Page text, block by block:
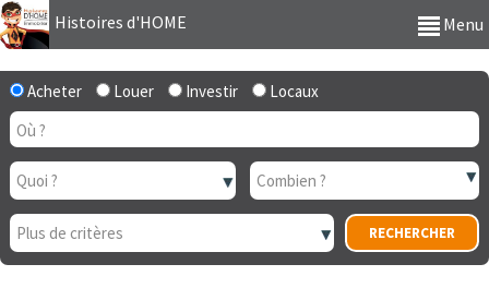
Histoires d'HOME Menu
Acheter Louer Investir Locaux